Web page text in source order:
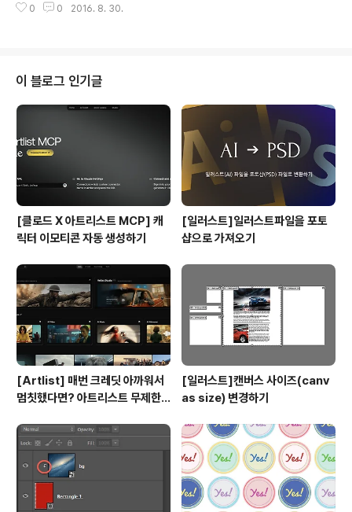
는 형태로 텍스트 느낌을 디자인 하였습니다.
학원과 어울리게끔 로고디자인을 손글씨(캘리그라피)형태
0 0 2016. 8. 30.
이 블로그 인기글
[클로드 X 아트리스트 MCP] 캐
릭터 이모티콘 자동 생성하기
[일러스트]일러스트파일을 포토
샵으로 가져오기
[Artlist] 매번 크레딧 아까워서
멈칫했다면? 아트리스트 무제한
[일러스트]캔버스 사이즈(canv
as size) 변경하기